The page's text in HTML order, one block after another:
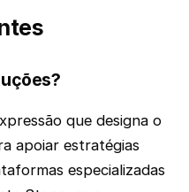
que designa o
apoiar estratégias
especializadas